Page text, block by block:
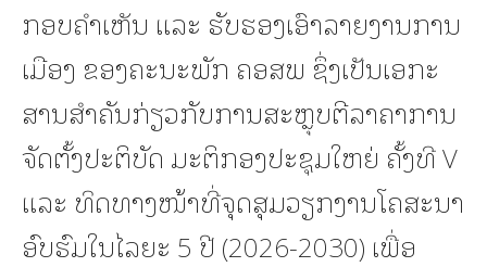
ກອບຄໍາເຫັນ ແລະ ຮັບຮອງເອົາລາຍງານການ
ເມືອງ ຂອງຄະນະພັກ ຄອສພ ຊຶ່ງເປັນເອກະ
ສານສໍາຄັນກ່ຽວກັບການສະຫຼຸບຕີລາຄາການ
ຈັດຕັ້ງປະຕິບັດ ມະຕິກອງປະຊຸມໃຫຍ່ ຄັ້ງທີ V
ແລະ ທິດທາງໜ້າທີ່ຈຸດສຸມວຽກງານໂຄສະນາ
ອົບຮົມໃນໄລຍະ 5 ປີ (2026-2030) ເພື່ອ